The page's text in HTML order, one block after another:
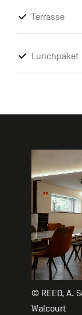
Terrasse
Lunchpaket
Galerie
© REED, A.
Walcourt